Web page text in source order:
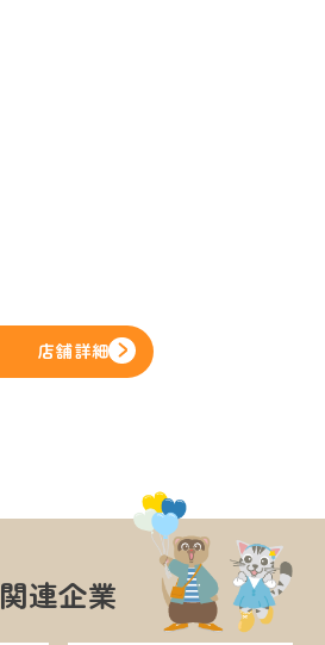
店舗詳細
関連企業